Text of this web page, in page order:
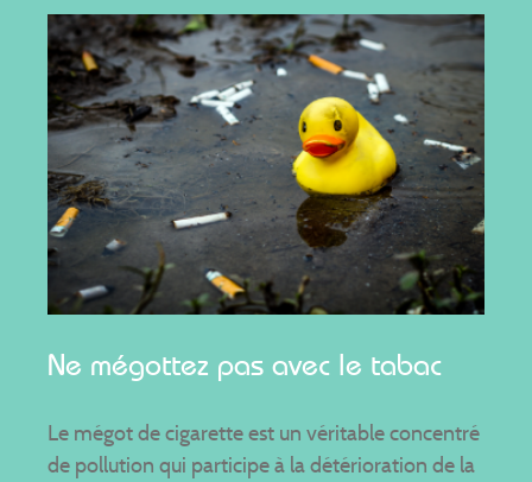
Ne mégottez pas avec le tabac
Le mégot de cigarette est un véritable concentré
de pollution qui participe à la détérioration de la